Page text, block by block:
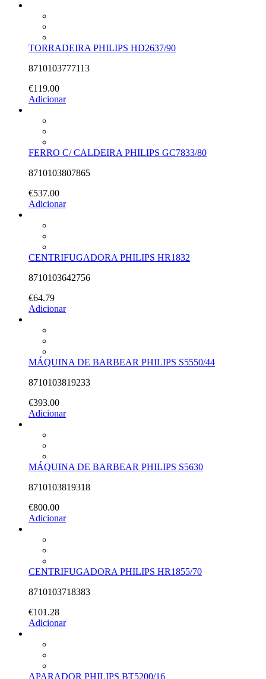
TORRADEIRA PHILIPS HD2637/90
8710103777113
€119.00
Adicionar
FERRO C/ CALDEIRA PHILIPS GC7833/80
8710103807865
€537.00
Adicionar
CENTRIFUGADORA PHILIPS HR1832
8710103642756
€64.79
Adicionar
MÁQUINA DE BARBEAR PHILIPS S5550/44
8710103819233
€393.00
Adicionar
MÁQUINA DE BARBEAR PHILIPS S5630
8710103819318
€800.00
Adicionar
CENTRIFUGADORA PHILIPS HR1855/70
8710103718383
€101.28
Adicionar
APARADOR PHILIPS BT5200/16